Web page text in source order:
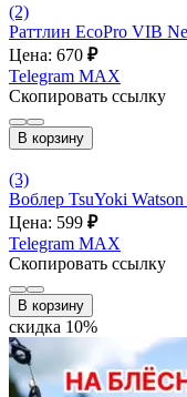
(2)
Раттлин EcoPro VIB
Цена: 670 ₽
Telegram MAX
Скопировать ссылку
В корзину
(3)
Воблер TsuYoki Watson
Цена: 599 ₽
Telegram MAX
Скопировать ссылку
В корзину
скидка 10%